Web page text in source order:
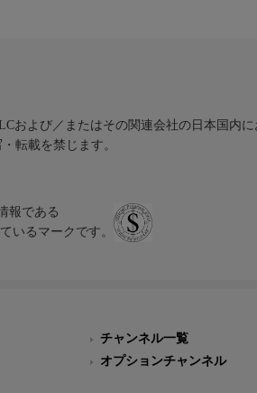
および／またはその関連会社の日本国内
転載を禁じます。
報である
いるマークです。
チャンネル一覧
オプションチャンネル